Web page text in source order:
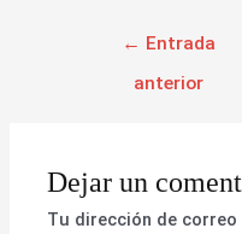
← Entrada
anterior
Dejar un
Tu dirección de